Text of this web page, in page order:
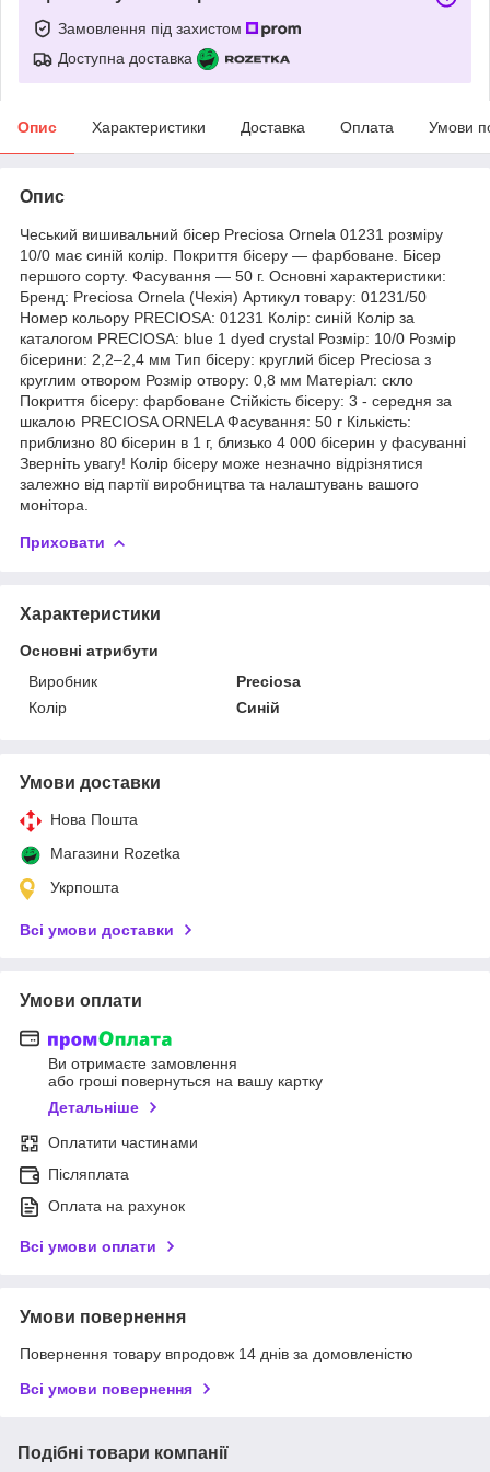
Замовлення під захистом
Доступна доставка
Опис Характеристики Доставка Оплата Умови
Опис
Чеський вишивальний бісер Preciosa Ornela 01231 розміру
10/0 має синій колір. Покриття бісеру — фарбоване. Бісер
першого сорту. Фасування — 50 г. Основні характеристики:
Бренд: Preciosa Ornela (Чехія) Артикул товару: 01231/50
Номер кольору PRECIOSA: 01231 Колір: синій Колір за
каталогом PRECIOSA: blue 1 dyed crystal Розмір: 10/0 Розмір
бісерини: 2,2–2,4 мм Тип бісеру: круглий бісер Preciosa з
круглим отвором Розмір отвору: 0,8 мм Матеріал: скло
Покриття бісеру: фарбоване Стійкість бісеру: 3 - середня за
шкалою PRECIOSA ORNELA Фасування: 50 г Кількість:
приблизно 80 бісерин в 1 г, близько 4 000 бісерин у фасуванні
Зверніть увагу! Колір бісеру може незначно відрізнятися
залежно від партії виробництва та налаштувань вашого
монітора.
Приховати
Характеристики
Основні атрибути
Виробник
Preciosa
Колір
Синій
Умови доставки
Нова Пошта
Магазини Rozetka
Укрпошта
Всі умови доставки
Умови оплати
Ви отримаєте замовлення
або гроші повернуться на вашу картку
Детальніше
Оплатити частинами
Післяплата
Оплата на рахунок
Всі умови оплати
Умови повернення
Повернення товару впродовж 14 днів за домовленістю
Всі умови повернення
Подібні товари компанії